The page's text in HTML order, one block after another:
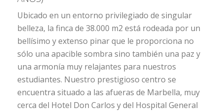
Ubicado en un entorno privilegiado de singular
belleza, la finca de 38.000 m2 está rodeada por un
bellísimo y extenso pinar que le proporciona no
sólo una apacible sombra sino también una paz y
una armonía muy relajantes para nuestros
estudiantes. Nuestro prestigioso centro se
encuentra situado a las afueras de Marbella, muy
cerca del Hotel Don Carlos y del Hospital General